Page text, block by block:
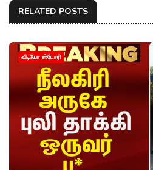
RELATED POSTS
வீடியோ ஸ்டோரி